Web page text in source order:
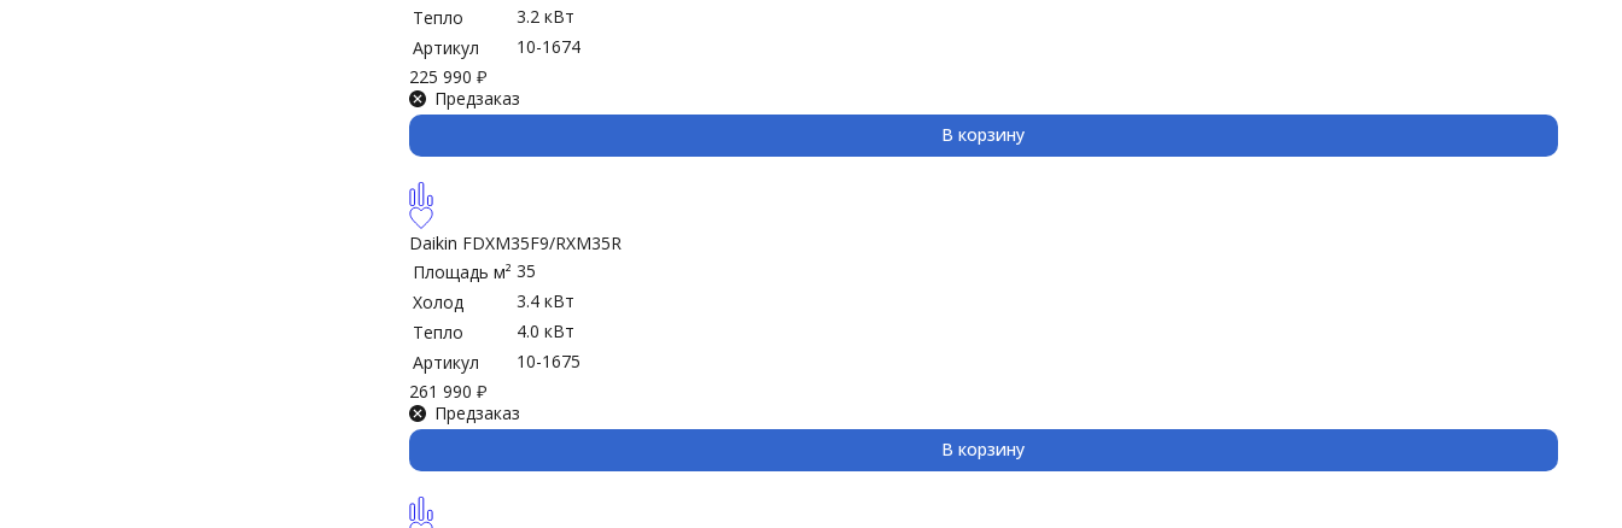
Тепло
3.2 кВт
Артикул
10-1674
225 990 ₽
Предзаказ
В корзину
Daikin FDXM35F9/RXM35R
Площадь м² 35
Холод
3.4 кВт
Тепло
4.0 кВт
Артикул
10-1675
261 990 ₽
Предзаказ
В корзину